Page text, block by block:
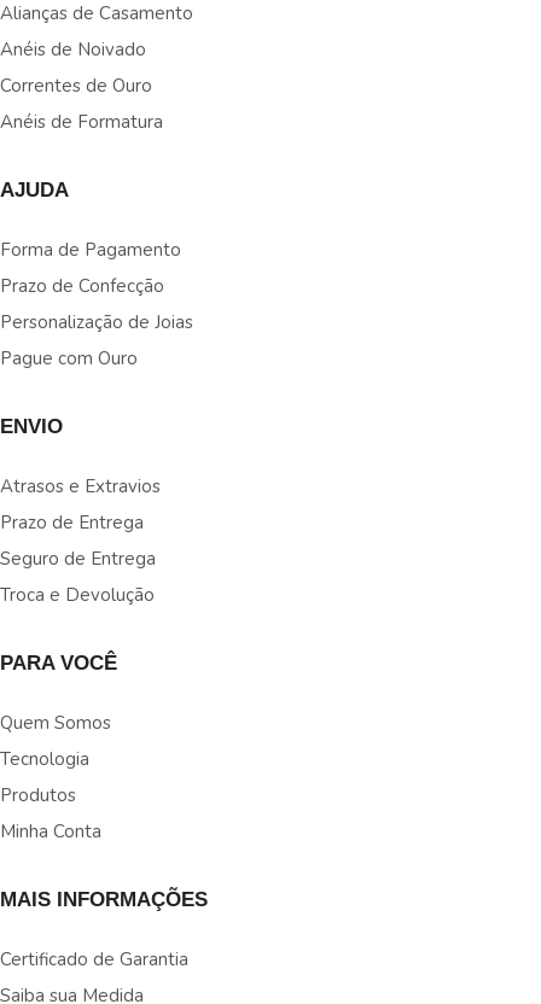
Alianças de Casamento
Anéis de Noivado
Correntes de Ouro
Anéis de Formatura
AJUDA
Forma de Pagamento
Prazo de Confecção
Personalização de Joias
Pague com Ouro
ENVIO
Atrasos e Extravios
Prazo de Entrega
Seguro de Entrega
Troca e Devolução
PARA VOCÊ
Quem Somos
Tecnologia
Produtos
Minha Conta
MAIS INFORMAÇÕES
Certificado de Garantia
Saiba sua Medida